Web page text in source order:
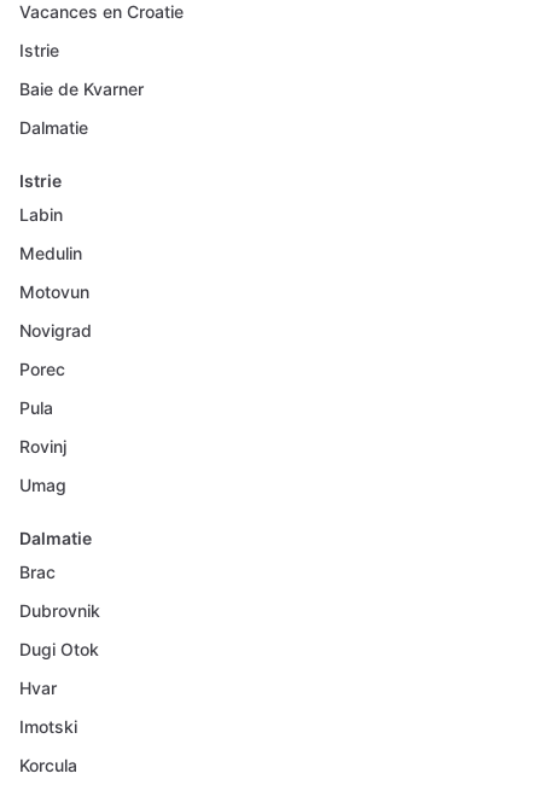
Vacances en Croatie
Istrie
Baie de Kvarner
Dalmatie
Istrie
Labin
Medulin
Motovun
Novigrad
Porec
Pula
Rovinj
Umag
Dalmatie
Brac
Dubrovnik
Dugi Otok
Hvar
Imotski
Korcula